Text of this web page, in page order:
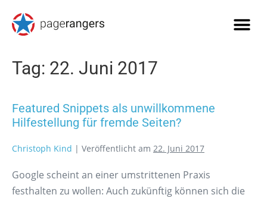
Tag: 22. Juni 2017
Featured Snippets als unwillkommene
Hilfestellung für fremde Seiten?
Christoph Kind | Veröffentlicht am 22. Juni 2017
Google scheint an einer umstrittenen Praxis
festhalten zu wollen: Auch zukünftig können sich die